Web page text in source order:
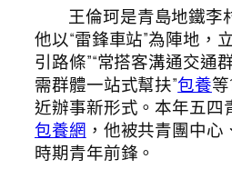
王倫珂是青島地鐵李
他以“雷鋒車站”為陣地，
引路條”“常搭客溝通交通
需群體一站式幫扶”包養
近辦事新形式。本年五四
包養網 ，他被共青團中
時期青年前鋒。